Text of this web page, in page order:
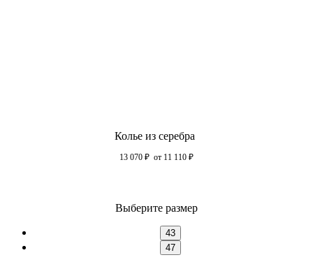
Колье из серебра
13 070 ₽ от 11 110 ₽
Выберите размер
43
47